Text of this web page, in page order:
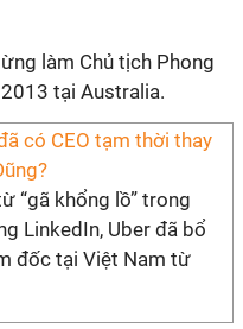
làm Chủ tịch Phong
tại Australia.
có CEO tạm thời thay
“gã khổng lồ” trong
LinkedIn, Uber đã bổ
đốc tại Việt Nam từ